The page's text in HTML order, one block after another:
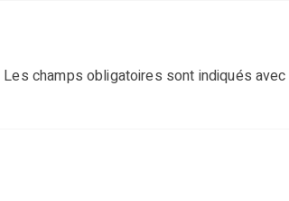
Les champs obligatoires sont indiqués avec